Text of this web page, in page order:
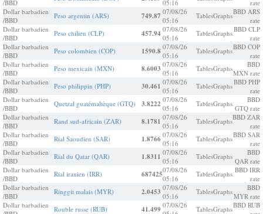
/BBD
05:16
rate
Dollar barbadien
/BBD
Peso argentin (ARS) 749.87 07/08/26
05:16
TablesGraphsBBD ARS
rate
Dollar barbadien
/BBD
Peso chilien (CLP) 457.94 07/08/26
05:16
TablesGraphsBBD CLP
rate
Dollar barbadien
/BBD
Peso colombien (COP) 1590.8 07/08/26
05:16
TablesGraphsBBD COP
rate
Dollar barbadien
/BBD
Peso mexicain (MXN) 8.6003 07/08/26
05:16
TablesGraphs
BBD
MXN rate
Dollar barbadien
/BBD
Peso philippin (PHP) 30.461 07/08/26
05:16
TablesGraphsBBD PHP
rate
Dollar barbadien
/BBD
Quetzal guatémaltèque (GTQ) 3.8222 07/08/26
05:16
TablesGraphs
BBD
GTQ rate
Dollar barbadien
/BBD
Rand sud-africain (ZAR) 8.1781 07/08/26
05:16
TablesGraphsBBD ZAR
rate
Dollar barbadien
/BBD
Rial Saoudien (SAR) 1.8766 07/08/26
05:16
TablesGraphsBBD SAR
rate
Dollar barbadien
/BBD
Rial du Qatar (QAR) 1.8311 07/08/26
05:16
TablesGraphs
BBD
QAR rate
Dollar barbadien
/BBD
Rial iranien (IRR) 68742507/08/26
05:16
TablesGraphs BBD IRR
rate
Dollar barbadien
/BBD
Ringgit malais (MYR) 2.0453 07/08/26
05:16
TablesGraphs
BBD
MYR rate
Dollar barbadien
Rouble russe (RUB) 41.499 07/08/26
TablesGraphsBBD RUB